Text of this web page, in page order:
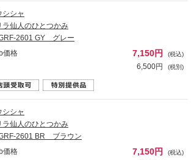
シシャ
ラ仙人のひとつかみ
2601 GY グレー
価格
7,150円 (税込)
6,500円 (税別)
シシャ
ラ仙人のひとつかみ
2601 BR ブラウン
価格
7,150円 (税込)